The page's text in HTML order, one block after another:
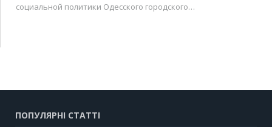
социальной политики Одесского городского…
ПОПУЛЯРНІ СТАТТІ